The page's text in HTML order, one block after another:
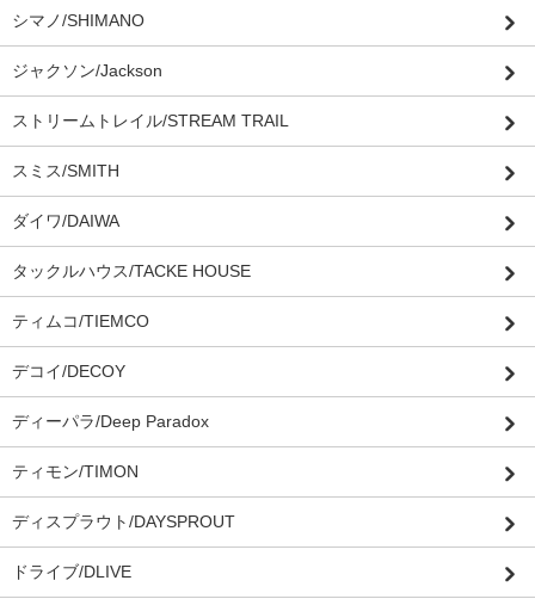
シマノ/SHIMANO
ジャクソン/Jackson
ストリームトレイル/STREAM TRAIL
スミス/SMITH
ダイワ/DAIWA
タックルハウス/TACKE HOUSE
ティムコ/TIEMCO
デコイ/DECOY
ディーパラ/Deep Paradox
ティモン/TIMON
ディスプラウト/DAYSPROUT
ドライブ/DLIVE